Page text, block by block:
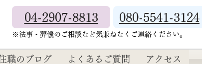
04-2907-8813 080-5541-3124
​※法事・葬儀のご相談など気兼ねなくご連絡ください。
職のブログ よくあるご質問 アクセス